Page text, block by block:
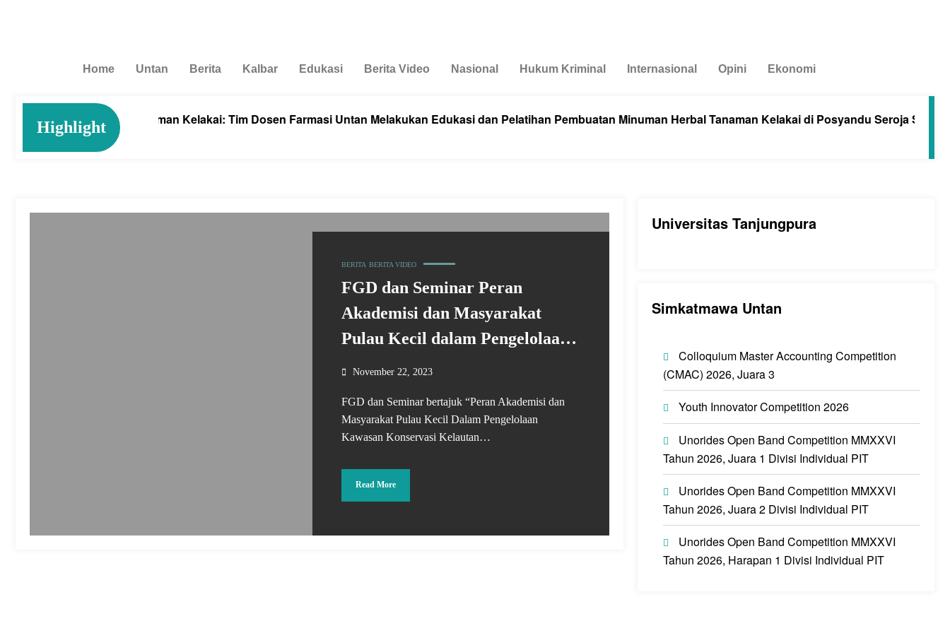
Home Untan Berita Kalbar Edukasi Berita Video Nasional Hukum Kriminal Internasional Opini Ekonomi
Highlight
Anemia dengan Tanaman Kelakai: Tim Dosen Farmasi Untan Melakukan Edukasi dan Pelatihan Pembuatan Minuman Herbal Tanaman Kelakai di Posyandu Seroja Sungai
BERITA BERITA VIDEO
FGD dan Seminar Peran
Akademisi dan Masyarakat
Pulau Kecil dalam Pengelolaan
Kawasan Konservasi Kelautan
November 22, 2023
FGD dan Seminar bertajuk “Peran Akademisi dan
Masyarakat Pulau Kecil Dalam Pengelolaan
Kawasan Konservasi Kelautan…
Read More
Universitas Tanjungpura
Simkatmawa Untan
Colloquium Master Accounting Competition
(CMAC) 2026, Juara 3
Youth Innovator Competition 2026
Unorides Open Band Competition MMXXVI
Tahun 2026, Juara 1 Divisi Individual PIT
Unorides Open Band Competition MMXXVI
Tahun 2026, Juara 2 Divisi Individual PIT
Unorides Open Band Competition MMXXVI
Tahun 2026, Harapan 1 Divisi Individual PIT